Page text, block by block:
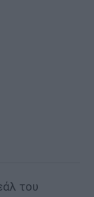
του